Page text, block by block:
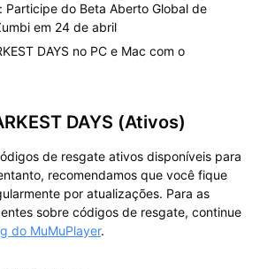
Participe do Beta Aberto Global de
em 24 de abril
DAYS no PC e Mac com o
DAYS (Ativos)
de resgate ativos disponíveis para
recomendamos que você fique
por atualizações. Para as
sobre códigos de resgate, continue
do MuMuPlayer.